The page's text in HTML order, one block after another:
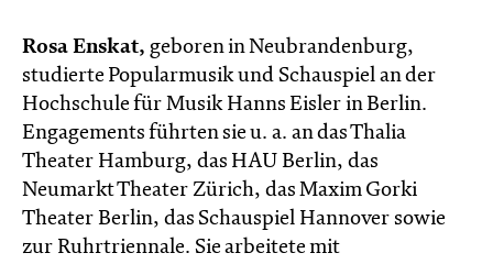
Rosa Enskat, geboren in Neubrandenburg,
studierte Popularmusik und Schauspiel an der
Hochschule für Musik Hanns Eisler in Berlin.
Engagements führten sie u. a. an das Thalia
Theater Hamburg, das HAU Berlin, das
Neumarkt Theater Zürich, das Maxim Gorki
Theater Berlin, das Schauspiel Hannover sowie
zur Ruhrtriennale. Sie arbeitete mit